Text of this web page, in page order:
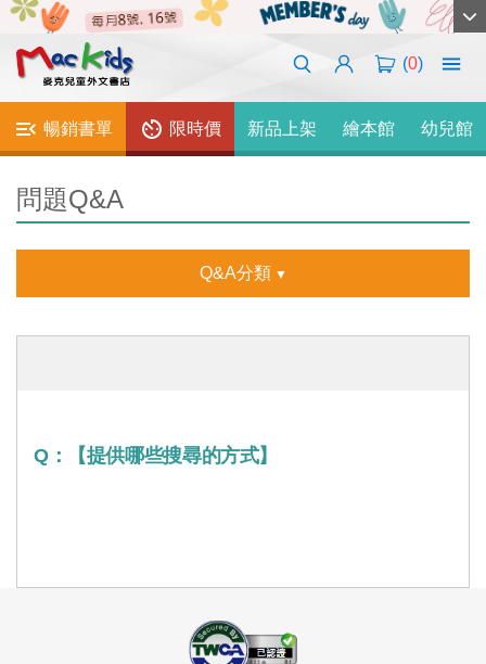
(0)
暢銷書單 限時價 新品上架 繪本館 幼兒館
問題Q&A
Q&A分類
Q： 【提供哪些搜尋的方式】